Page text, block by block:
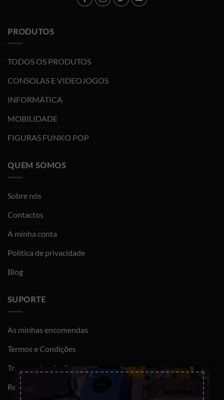
×
PRODUTOS
TODOS OS PRODUTOS
CONSOLAS E VIDEOJOGOS
INFORMÁTICA
MOBILIDADE
FIGURAS FUNKO POP
QUEM SOMOS
Sobre nós
Contactos
A minha conta
Política de privacidade
Blog
SUPORTE
As minhas encomendas
Termos e Condições
Trocas e devoluções
Resolução de litígios